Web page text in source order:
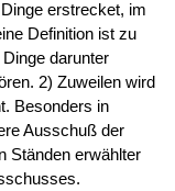
erstrecket, im
Definition ist zu
darunter
2) Zuweilen wird
Besonders in
Ausschuß der
Ständen erwählter